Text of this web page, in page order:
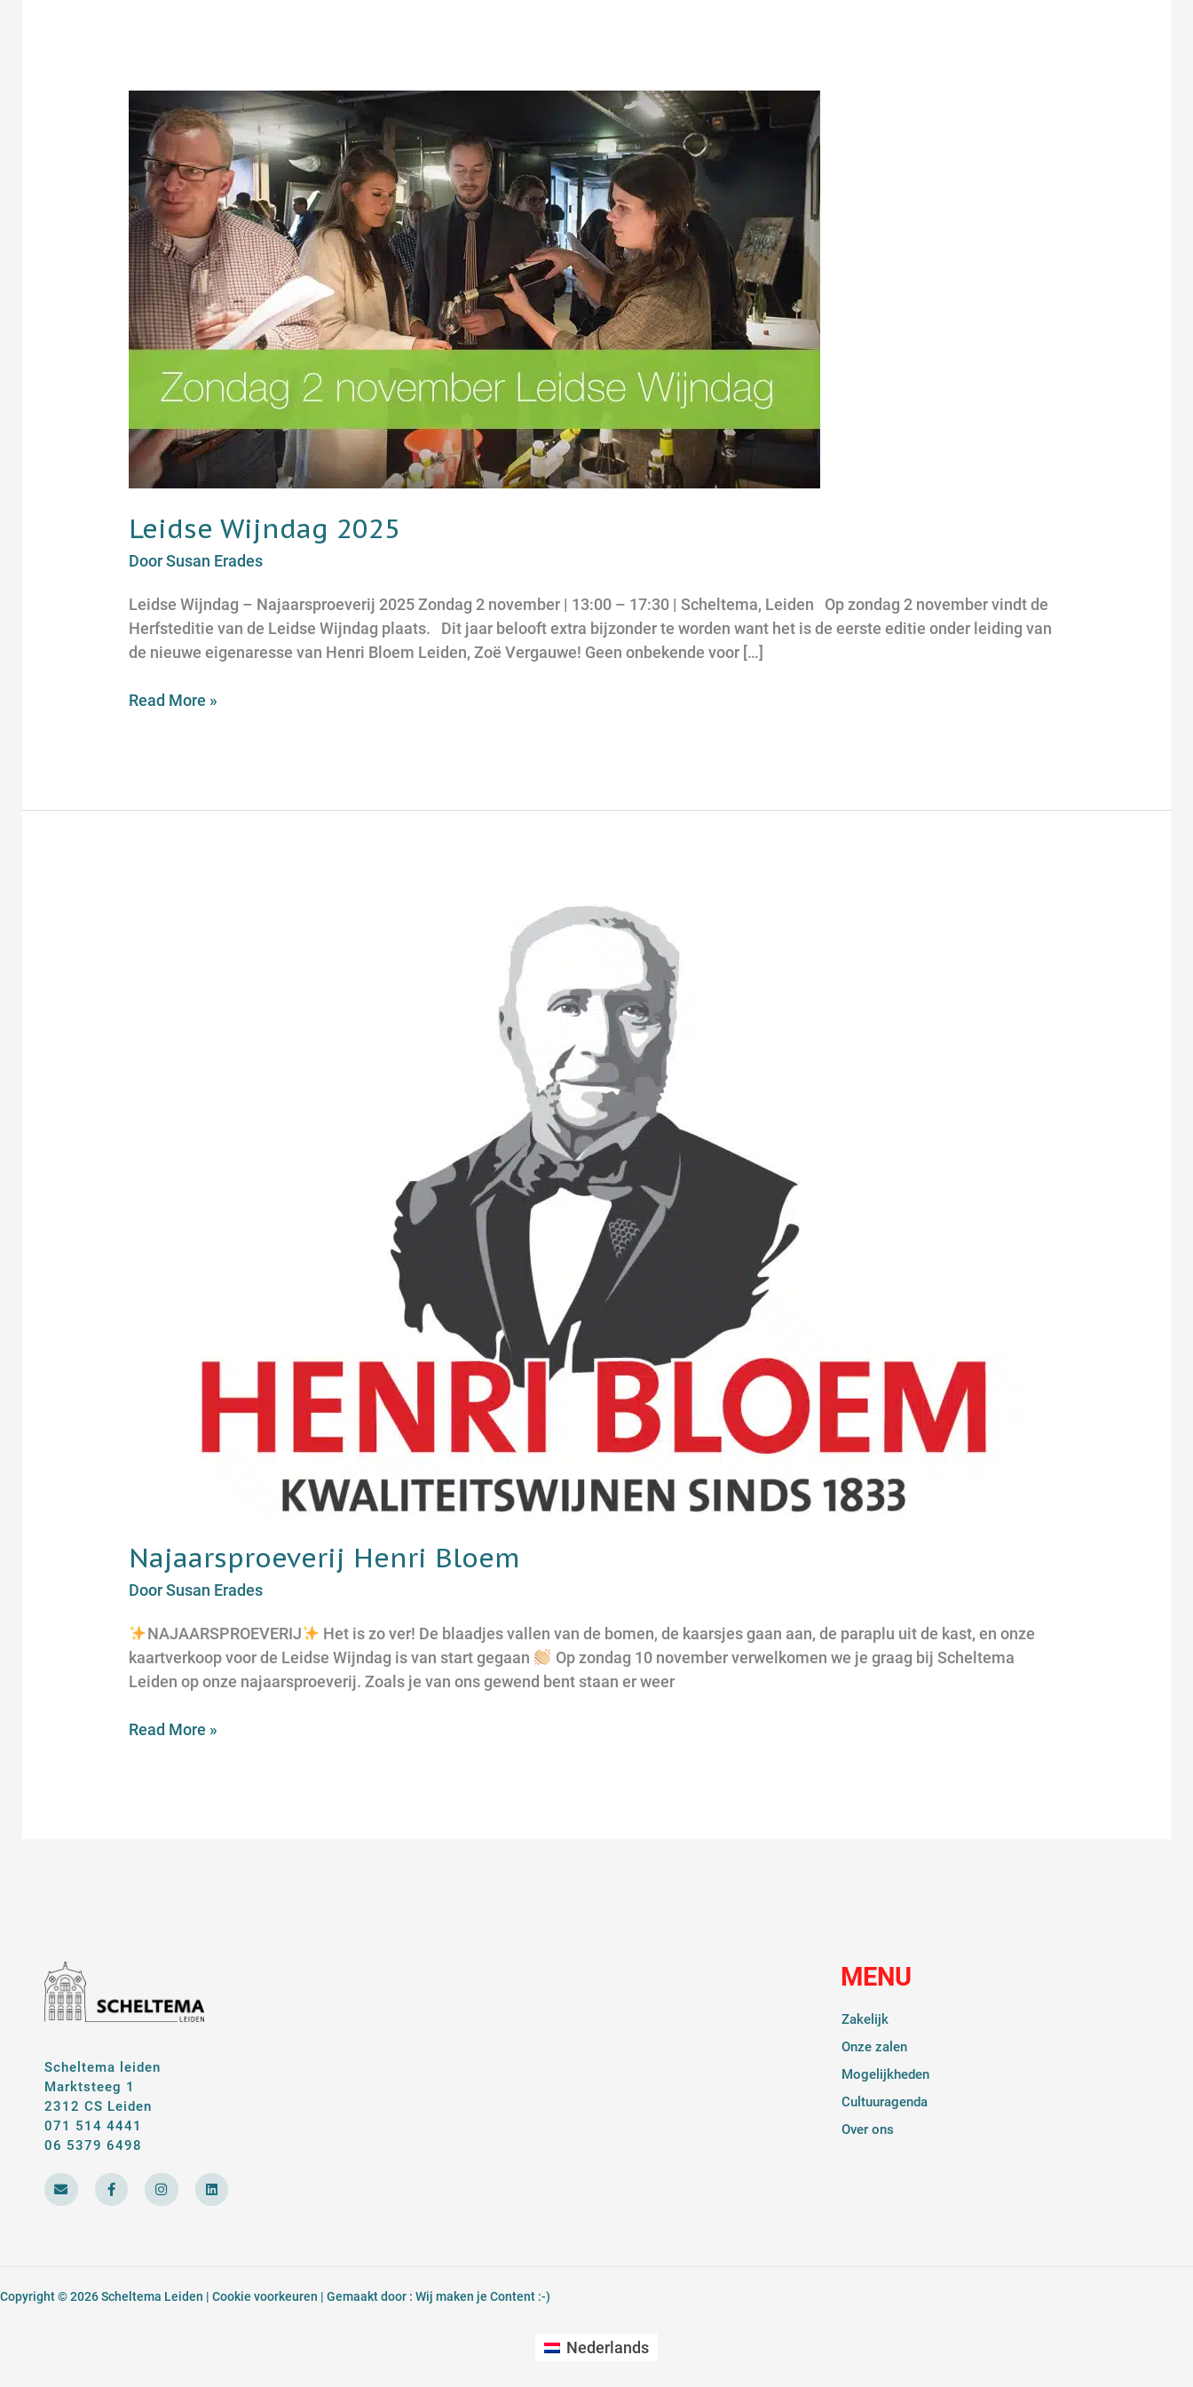
Leidse Wijndag 2025
DoorSusan Erades
Leidse Wijndag – Najaarsproeverij 2025 Zondag 2 november | 13:00 – 17:30 | Scheltema, Leiden Op zondag 2 november vindt de
Herfsteditie van de Leidse Wijndag plaats. Dit jaar belooft extra bijzonder te worden want het is de eerste editie onder leiding van
de nieuwe eigenaresse van Henri Bloem Leiden, Zoë Vergauwe! Geen onbekende voor […]
Wijndag
2025
Read More »
Najaarsproeverij Henri Bloem
DoorSusan Erades
NAJAARSPROEVERIJ
Het is zo ver! De blaadjes vallen van de bomen, de kaarsjes gaan aan, de paraplu uit de kast, en onze
kaartverkoop voor de Leidse Wijndag is van start gegaan
Op zondag 10 november verwelkomen we je graag bij Scheltema
Leiden op onze najaarsproeverij. Zoals je van ons gewend bent staan er weer
Read More »
Scheltema leiden
Marktsteeg 1
2312 CS Leiden
071 514 4441
06 5379 6498
E
n
v
e
F
a
c
k
f
I
n
s
a
L
i
n
n
MENU
Zakelijk
Onze zalen
Mogelijkheden
Cultuuragenda
Over ons
Copyright © 2026 Scheltema Leiden | Cookie voorkeuren | Gemaakt door : Wij maken je Content :-)
Nederlands